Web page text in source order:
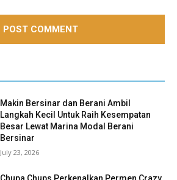
Makin Bersinar dan Berani Ambil
Langkah Kecil Untuk Raih Kesempatan
Besar Lewat Marina Modal Berani
Bersinar
July 23, 2026
Chupa Chups Perkenalkan Permen Crazy